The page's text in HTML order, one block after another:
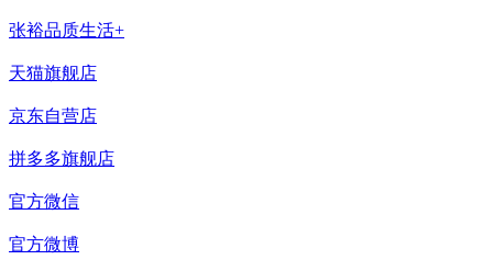
张裕品质生活+
天猫旗舰店
京东自营店
拼多多旗舰店
官方微信
官方微博